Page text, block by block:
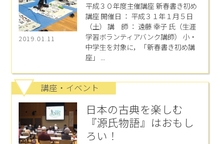
2019.01.11
平成３０年度主催講座 新春書き初め
講座 開催日 ： 平成３１年１月５日
（土） 講 師 ： 遠藤 幸子 氏（生涯
学習ボランティアバンク講師） 小・
中学生を対象に，「新春書き初め講
座」 ...
講座・イベント
日本の古典を楽しむ
『源氏物語』はおもし
ろい！